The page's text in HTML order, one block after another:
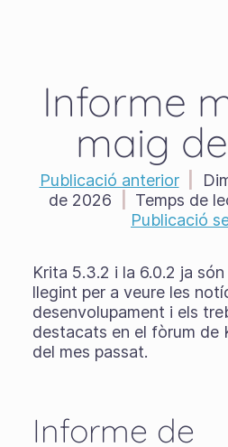
Informe
maig
Publicació anterior
de 2026
Temps de
Publicació
Krita 5.3.2 i la 6.0.2 ja
llegint per a veure les
desenvolupament i els
destacats en el fòrum de
del mes passat.
Informe de